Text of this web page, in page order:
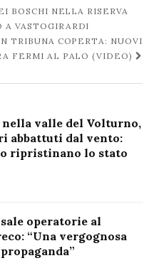
BOSCHI NELLA RISERVA
VASTOGIRARDI
TRIBUNA COPERTA: NUOVI
FERMI AL PALO (VIDEO)
nella valle del Volturno,
abbattuti dal vento:
ripristinano lo stato
operatorie al
“Una vergognosa